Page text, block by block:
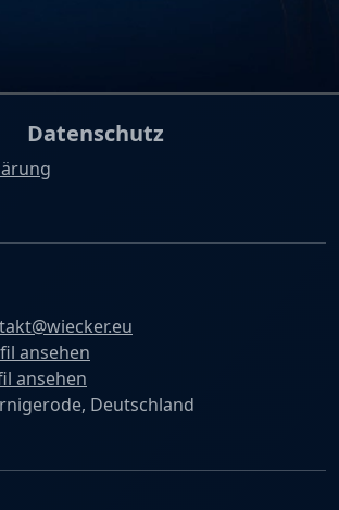
Datenschutz
ansehen
ansehen
Deutschland